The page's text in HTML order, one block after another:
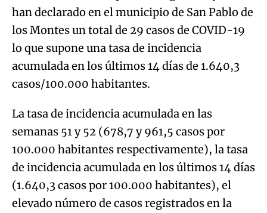
han declarado en el municipio de San Pablo de
los Montes un total de 29 casos de COVID-19
lo que supone una tasa de incidencia
acumulada en los últimos 14 días de 1.640,3
casos/100.000 habitantes.
La tasa de incidencia acumulada en las
semanas 51 y 52 (678,7 y 961,5 casos por
100.000 habitantes respectivamente), la tasa
de incidencia acumulada en los últimos 14 días
(1.640,3 casos por 100.000 habitantes), el
elevado número de casos registrados en la